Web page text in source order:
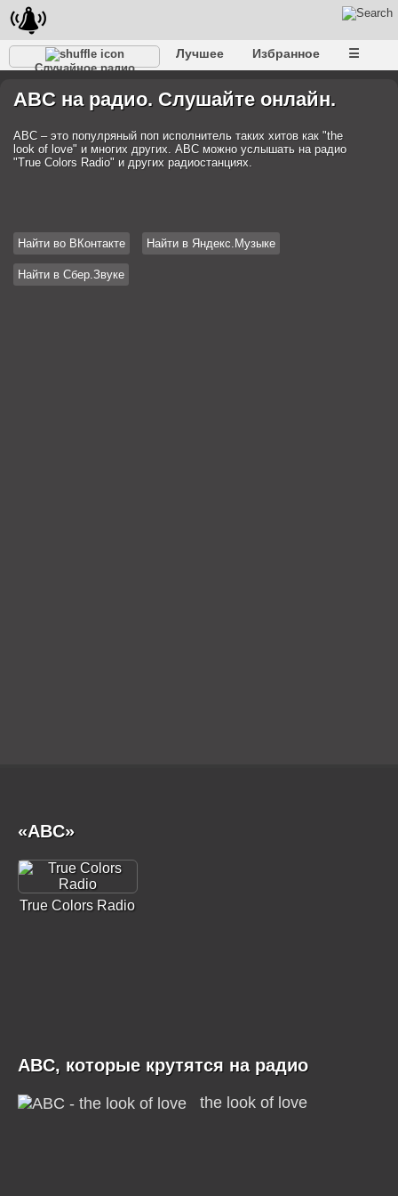
Случайное радио
Лучшее Избранное ☰
ABC на радио. Слушайте онлайн.
ABC – это популряный поп исполнитель таких хитов как "the
look of love" и многих других. ABC можно услышать на радио
"True Colors Radio" и других радиостанциях.
Найти во ВКонтакте Найти в Яндекс.Музыке
Найти в Сбер.Звуке
«ABC»
True Colors Radio
ABC, которые крутятся на радио
the look of love